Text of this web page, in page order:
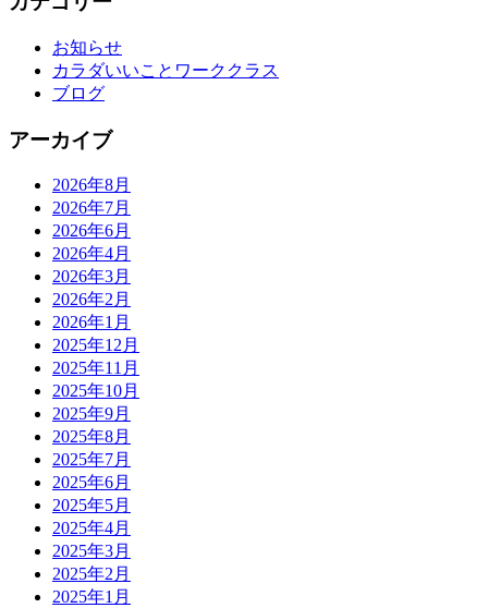
お知らせ
カラダいいことワーククラス
ブログ
アーカイブ
2026年8月
2026年7月
2026年6月
2026年4月
2026年3月
2026年2月
2026年1月
2025年12月
2025年11月
2025年10月
2025年9月
2025年8月
2025年7月
2025年6月
2025年5月
2025年4月
2025年3月
2025年2月
2025年1月